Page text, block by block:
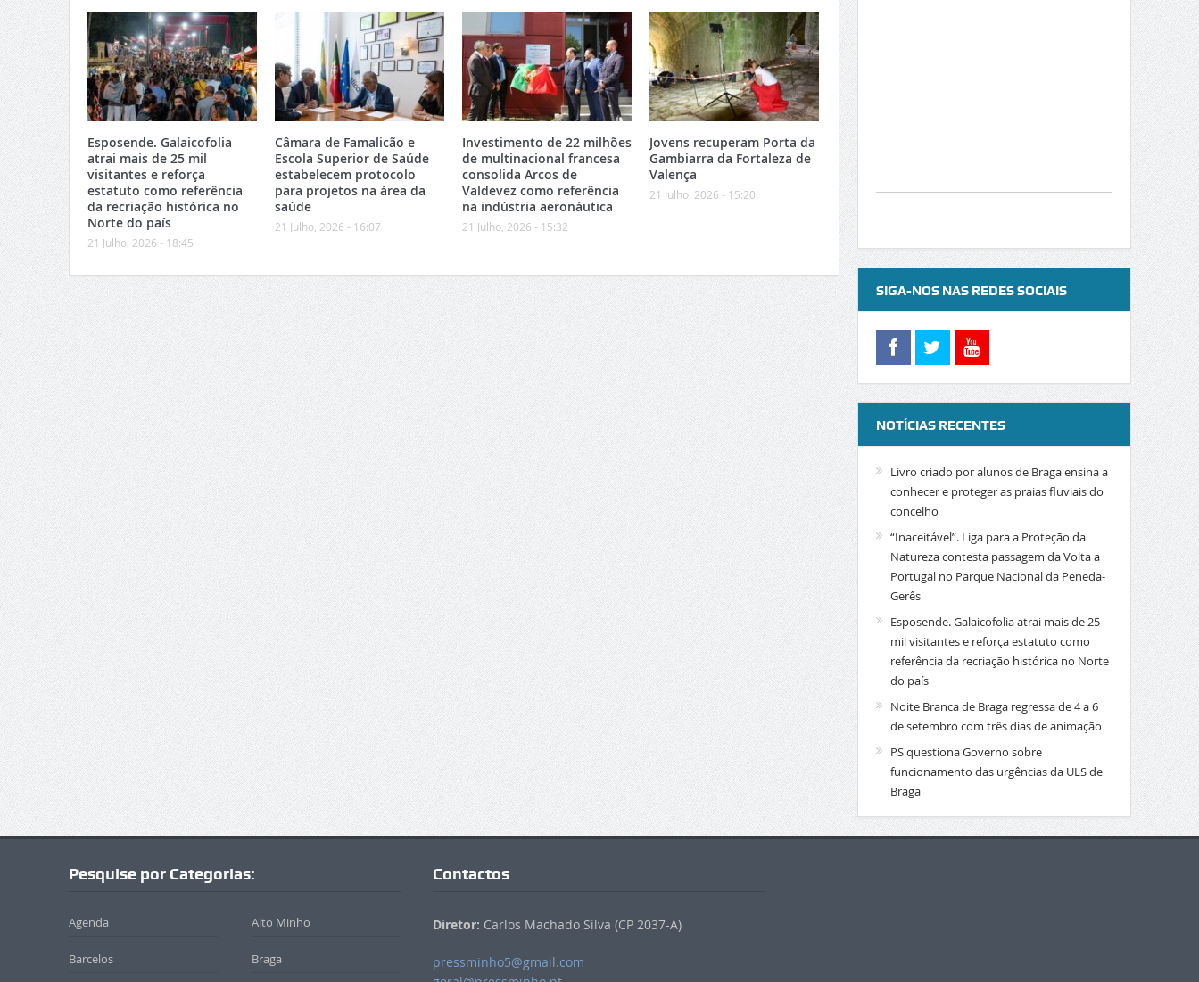
Esposende. Galaicofolia
atrai mais de 25 mil
visitantes e reforça
estatuto como referência
da recriação histórica no
Norte do país
21 Julho, 2026 - 18:45
Câmara de Famalicão e
Escola Superior de Saúde
estabelecem protocolo
para projetos na área da
saúde
21 Julho, 2026 - 16:07
Investimento de 22 milhões
de multinacional francesa
consolida Arcos de
Valdevez como referência
na indústria aeronáutica
21 Julho, 2026 - 15:32
Jovens recuperam Porta da
Gambiarra da Fortaleza de
Valença
21 Julho, 2026 - 15:20
SIGA-NOS NAS REDES SOCIAIS
NOTÍCIAS RECENTES
Livro criado por alunos de Braga ensina a
conhecer e proteger as praias fluviais do
concelho
“Inaceitável”. Liga para a Proteção da
Natureza contesta passagem da Volta a
Portugal no Parque Nacional da Peneda-
Gerês
Esposende. Galaicofolia atrai mais de 25
mil visitantes e reforça estatuto como
referência da recriação histórica no Norte
do país
Noite Branca de Braga regressa de 4 a 6
de setembro com três dias de animação
PS questiona Governo sobre
funcionamento das urgências da ULS de
Braga
Pesquise por Categorias:
Agenda Alto Minho
Barcelos Braga
Contactos
Diretor: Carlos Machado Silva (CP 2037-A)
pressminho5@gmail.com